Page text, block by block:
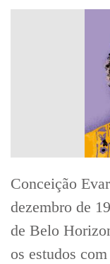
Conceição
dezembro de
de Belo
os estudos